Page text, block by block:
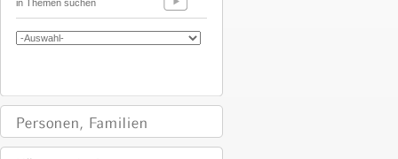
in Themen suchen